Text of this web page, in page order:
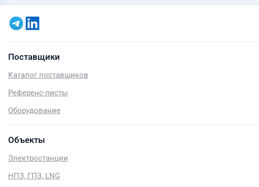
Поставщики
Каталог поставщиков
Референс-листы
Оборудование
Объекты
Электростанции
НПЗ, ГПЗ, LNG